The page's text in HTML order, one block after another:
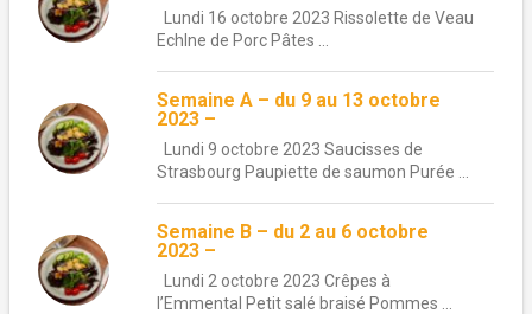
Lundi 16 octobre 2023 Rissolette de Veau
EchIne de Porc Pâtes ...
Semaine A – du 9 au 13 octobre
2023 –
Lundi 9 octobre 2023 Saucisses de
Strasbourg Paupiette de saumon Purée ...
Semaine B – du 2 au 6 octobre
2023 –
Lundi 2 octobre 2023 Crêpes à
l’Emmental Petit salé braisé Pommes ...